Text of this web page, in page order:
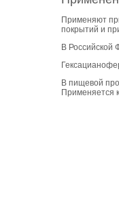
Применяют
покрытий и
В Российской
В пищевой
Применяется